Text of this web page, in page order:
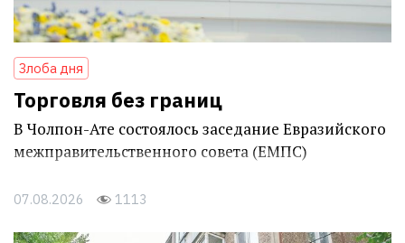
Злоба дня
Торговля без границ
В Чолпон-Ате состоялось заседание Евразийского
межправительственного совета (ЕМПС)
07.08.2026 1113